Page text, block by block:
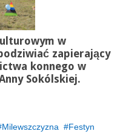
w
zapierający
konnego w
Sokólskiej.
Milewszczyzna
Festyn